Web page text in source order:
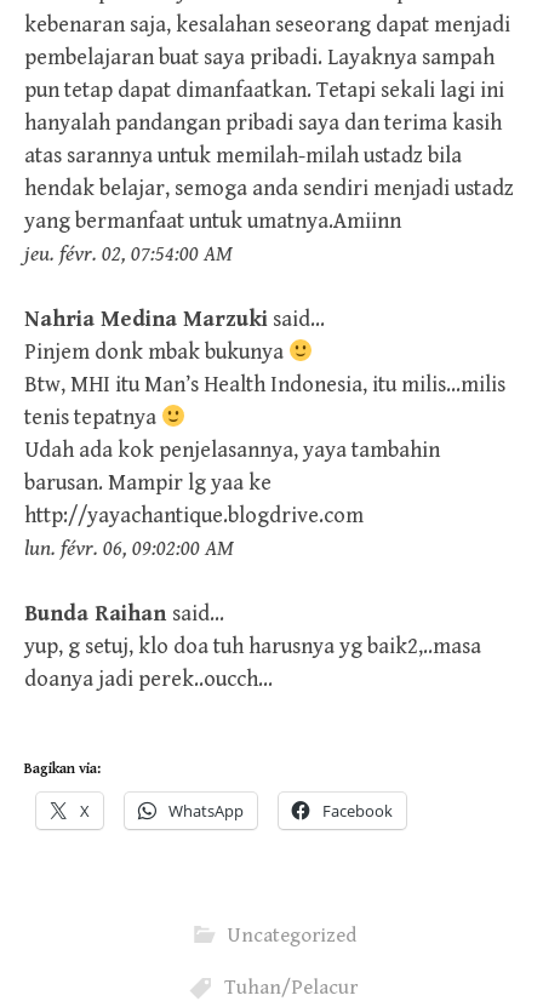
kebenaran saja, kesalahan seseorang dapat menjadi
pembelajaran buat saya pribadi. Layaknya sampah
pun tetap dapat dimanfaatkan. Tetapi sekali lagi ini
hanyalah pandangan pribadi saya dan terima kasih
atas sarannya untuk memilah-milah ustadz bila
hendak belajar, semoga anda sendiri menjadi ustadz
yang bermanfaat untuk umatnya.Amiinn
jeu. févr. 02, 07:54:00 AM
Nahria Medina Marzuki said…
Pinjem donk mbak bukunya
Btw, MHI itu Man’s Health Indonesia, itu milis…milis
tenis tepatnya
Udah ada kok penjelasannya, yaya tambahin
barusan. Mampir lg yaa ke
http://yayachantique.blogdrive.com
lun. févr. 06, 09:02:00 AM
Bunda Raihan said…
yup, g setuj, klo doa tuh harusnya yg baik2,..masa
doanya jadi perek..oucch…
Bagikan via:
X WhatsApp Facebook
Uncategorized
Tuhan/Pelacur